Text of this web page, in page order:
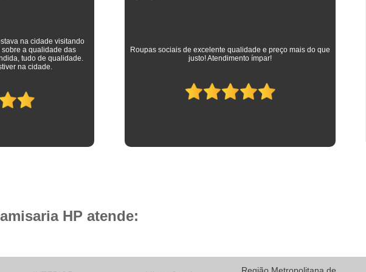
Camisa
Camisa Social Listrada
Camisa Social Listrada Masculina
Camisa Social Masculina Listrada Preto e
Camisa Manga Longa Masculina
e preço mais do que
ímpar!
As melhores camisas que vestem meus filhos desde a
adolescência até os dias atuais em que trabalham como
advogados. Parabéns à toda equipe da Camisaria HP!
HP atende: